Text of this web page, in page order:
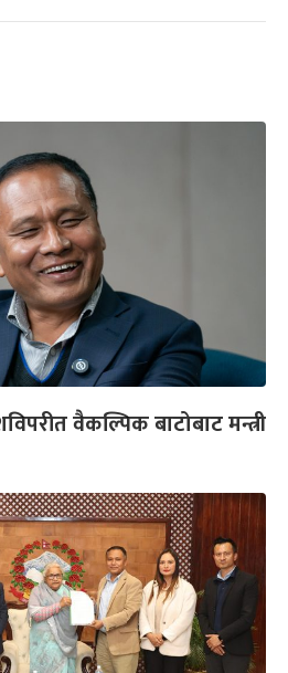
वैकल्पिक बाटोबाट मन्त्री